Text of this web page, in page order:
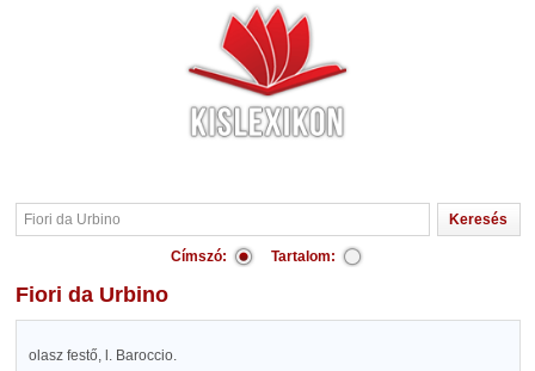
Címszó: Tartalom:
Fiori da Urbino
olasz festő, l. Baroccio.